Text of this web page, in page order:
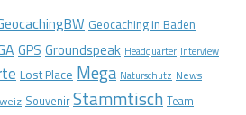
Geocaching in Baden
GPS Groundspeak Headquarter Interview
Lost Place Mega Naturschutz News
Souvenir Stammtisch Team